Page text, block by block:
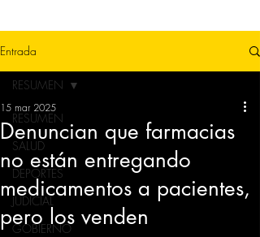
Entrada
RESUMEN
SALUD
DEPORTES
JUDICIAL
GOBIERNO
RESUMEN
Denuncian que farmacias
no están entregando
medicamentos a pacientes,
pero los venden
15 mar 2025